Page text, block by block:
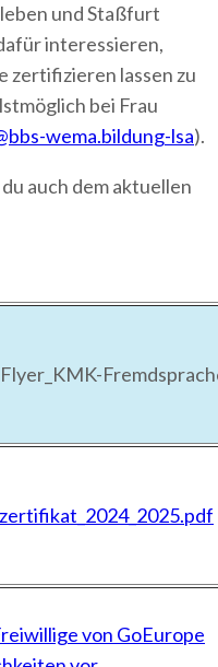
und Staßfurt
interessieren,
zertifizieren lassen zu
bei Frau
wema.bildung-lsa).
auch dem aktuellen
Flyer_KMK-
von GoEurope